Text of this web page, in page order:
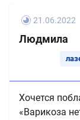
21.06.2022
Людмила
Хочется
«Варикоза